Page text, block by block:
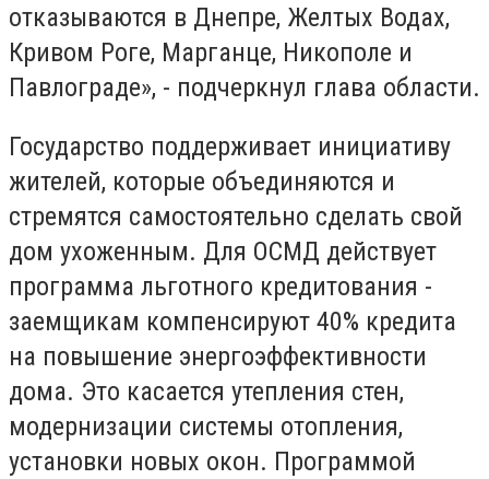
отказываются в Днепре, Желтых Водах,
Кривом Роге, Марганце, Никополе и
Павлограде», - подчеркнул глава области.
Государство поддерживает инициативу
жителей, которые объединяются и
стремятся самостоятельно сделать свой
дом ухоженным. Для ОСМД действует
программа льготного кредитования -
заемщикам компенсируют 40% кредита
на повышение энергоэффективности
дома. Это касается утепления стен,
модернизации системы отопления,
установки новых окон. Программой